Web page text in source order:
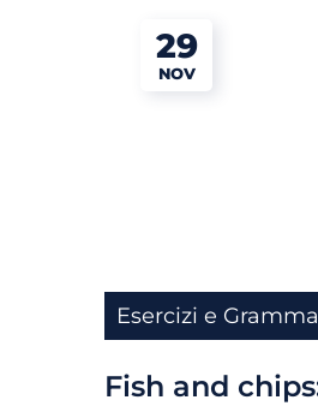
29
NOV
Esercizi e
Fish and